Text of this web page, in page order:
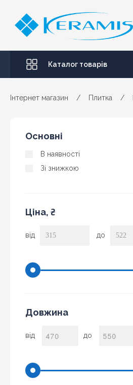
Каталог товарів
Інтернет магазин / Плитка /
Основні
В наявності
Зі знижкою
Ціна, ₴
від до
Довжина
від до